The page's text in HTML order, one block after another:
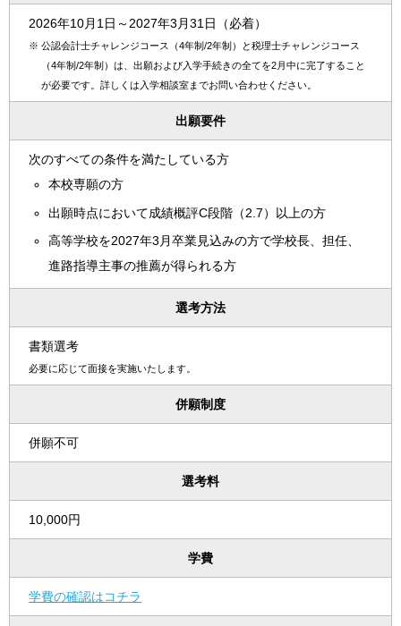
2026年10月1日～2027年3月31日（必着）
※ 公認会計士チャレンジコース（4年制/2年制）と税理士チャレンジコース
（4年制/2年制）は、出願および入学手続きの全てを2月中に完了すること
が必要です。詳しくは入学相談室までお問い合わせください。
出願要件
次のすべての条件を満たしている方
本校専願の方
出願時点において成績概評C段階（2.7）以上の方
高等学校を2027年3月卒業見込みの方で学校長、担任、
進路指導主事の推薦が得られる方
選考方法
書類選考
必要に応じて面接を実施いたします。
併願制度
併願不可
選考料
10,000円
学費
学費の確認はコチラ